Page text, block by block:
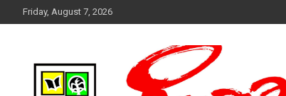
to
Friday, August 7, 2026